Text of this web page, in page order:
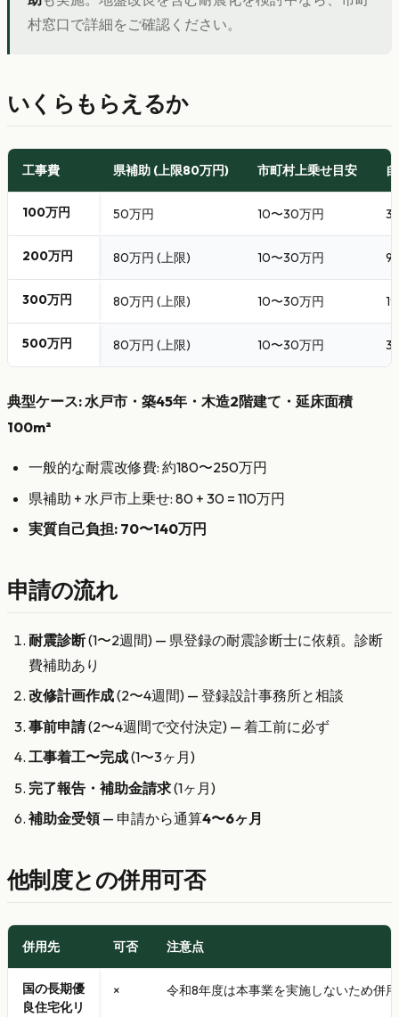
村窓口で詳細をご確認ください。
いくらもらえるか
工事費 県補助 (上限80万円) 市町村上乗せ目安
100万円 50万円 10〜30万円
200万円 80万円 (上限) 10〜30万円
300万円 80万円 (上限) 10〜30万円
500万円 80万円 (上限) 10〜30万円
典型ケース: 水戸市・築45年・木造2階建て・延床面積
100m²
一般的な耐震改修費: 約180〜250万円
県補助 + 水戸市上乗せ: 80 + 30 = 110万円
実質自己負担: 70〜140万円
申請の流れ
耐震診断(1〜2週間) — 県登録の耐震診断士に依頼。診断
費補助あり
改修計画作成(2〜4週間) — 登録設計事務所と相談
事前申請(2〜4週間で交付決定) — 着工前に必ず
工事着工〜完成(1〜3ヶ月)
完了報告・補助金請求(1ヶ月)
補助金受領— 申請から通算4〜6ヶ月
他制度との併用可否
併用先 可否 注意点
国の長期優
良住宅化リ
× 令和8年度は本事業を実施しないため併